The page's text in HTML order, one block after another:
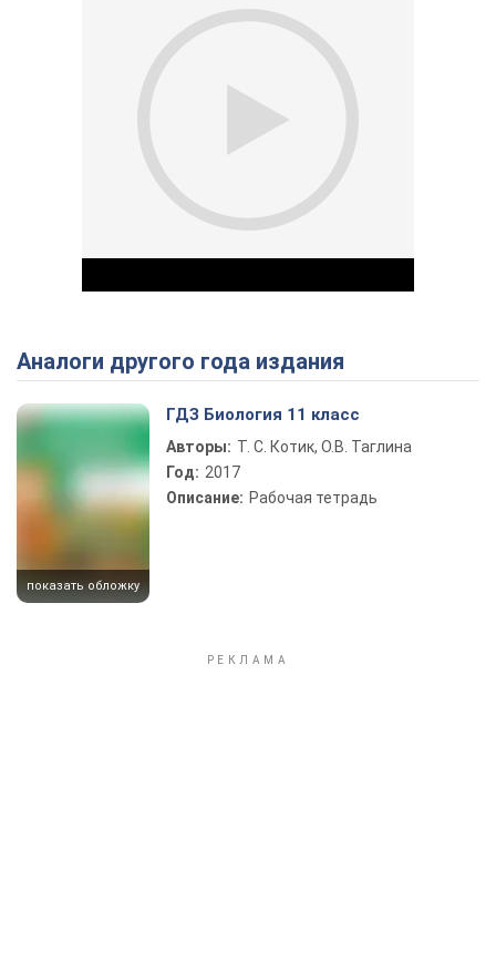
Play Video
Аналоги другого года издания
показать обложку
ГДЗ Биология 11 класс
Авторы: Т. С. Котик, О.В. Таглина
Год: 2017
Описание: Рабочая тетрадь